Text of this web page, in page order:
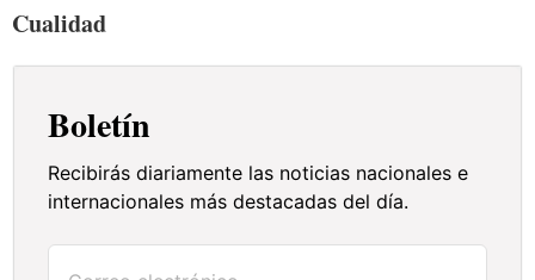
Cualidad
Boletín
Recibirás diariamente las noticias nacionales e
internacionales más destacadas del día.